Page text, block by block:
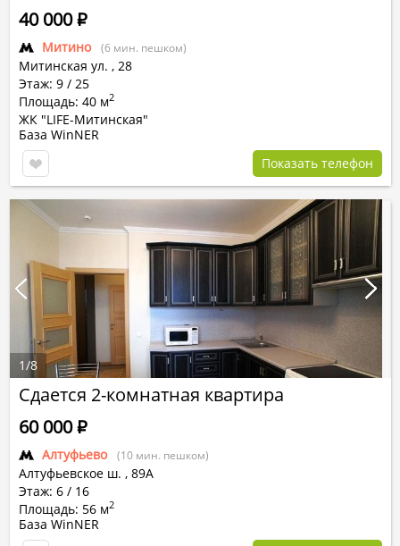
Митино (6 мин. пешком)
Митинская ул. , 28
Этаж: 9 / 25
Площадь: 40 м2
ЖК "LIFE-Митинская"
40 000Р
База WinNER
Показать телефон
Сдается 2-комнатная квартира
Алтуфьево (10 мин. пешком)
Алтуфьевское ш. , 89А
Этаж: 6 / 16
Площадь: 56 м2
60 000Р
База WinNER
1/8